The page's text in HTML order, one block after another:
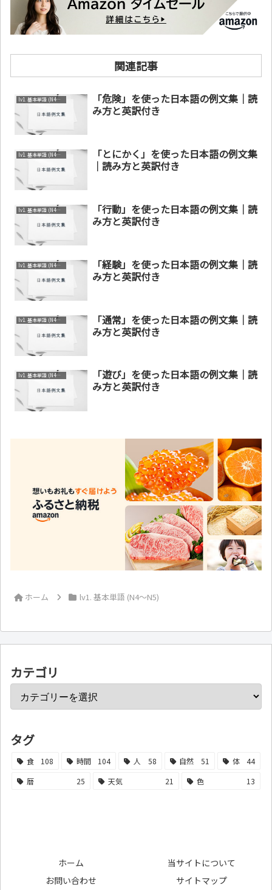
関連記事
lv1. 基本単語 (N4～N5)
「危険」を使った日本語の例文集｜読
み方と英訳付き
lv1. 基本単語 (N4～N5)
「とにかく」を使った日本語の例文集
｜読み方と英訳付き
lv1. 基本単語 (N4～N5)
「行動」を使った日本語の例文集｜読
み方と英訳付き
lv1. 基本単語 (N4～N5)
「経験」を使った日本語の例文集｜読
み方と英訳付き
lv1. 基本単語 (N4～N5)
「通常」を使った日本語の例文集｜読
み方と英訳付き
lv1. 基本単語 (N4～N5)
「遊び」を使った日本語の例文集｜読
み方と英訳付き
ホーム lv1. 基本単語 (N4～N5)
カテゴリ
タグ
食 108 時間 104 人 58 自然 51 体
44
暦
25 天気 21 色 13
ホーム
当サイトについて
お問い合わせ
サイトマップ